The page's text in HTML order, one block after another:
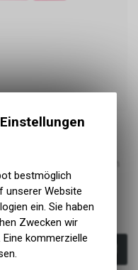
bestmöglich
unserer Website
ein. Sie haben
Zwecken wir
kommerzielle